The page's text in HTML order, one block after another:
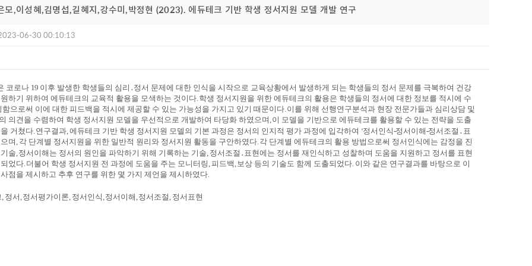
,이성혜,김명섭,길혜지,강수미,박정현 (2023). 에듀테크 기반 학생 정서지원 모델 개발 연구
06-30 00:10:13
코로나 19 이후 발생한 학생들의 심리 ․ 정서 문제에 대한 인식을 시작으로 교육상황에서 발생하게 되는 학생들의 정서 문제를 극복하여 건강
하기 위하여 에듀테크의 교육적 활용을 모색하는 것이다.학생 정서지원을 위한 에듀테크의 활용은 학생들의 정서에 대한 정보를 적시에 수
으로써 이에 대한 피드백을 적시에 제공할 수 있는 가능성을 가지고 있기 때문이다.이를 위해 선행연구분석과 현장 전문가들과 심리상담 및
의견을 수렴하여 학생 정서지원 모델을 우선적으로 개발하여 타당화 하였으며 ,이 모델을 기반으로 에듀테크를 활용할 수 있는 전략을 도출
거쳤다.연구결과,에듀테크 기반 학생 정서지원 모델의 기본 과정은 정서의 인지적 평가 과정에 입각하여 ‘정서인식-정서이해-정서조절 ․ 표
며 , 각 단계별 정서지원을 위한 일반적 원리와 정서지원 활동을 구안하였다.각 단계별 에듀테크의 활용 방법으로써 정서인식에는 감정을 진
술,정서이해는 정서의 원인을 파악하기 위해 기록하는 기술, 정서조절 ․ 표현에는 정서를 재인식하고 성찰하며 도움을 지원하고 정서를 표현
었다.더불어 학생 정서지원 전 과정에 도움을 주는 모니터링 ,피드백 ,보상 등의 기술도 함께 도출되었다. 이와 같은 연구결과를 바탕으로 이
점을 제시하고 추후 연구를 위한 몇 가지 제언을 제시하였다.
, 정서 ,정서평가이론, 정서인식 ,정서이해 ,정서조절 , 정서표현